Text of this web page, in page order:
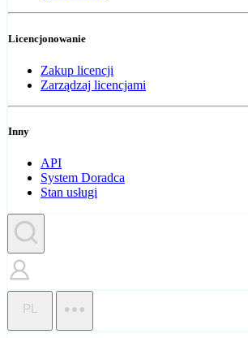
Licencjonowanie
Zakup licencji
Zarządzaj licencjami
Inny
API
System Doradca
Stan usługi
PL